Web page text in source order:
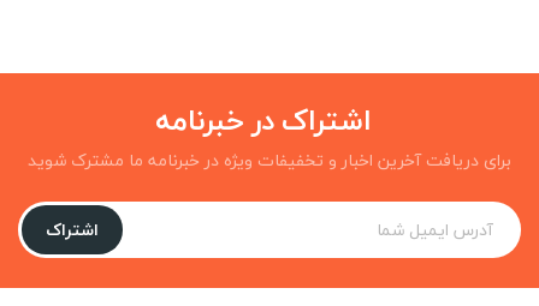
اشتراک در خبرنامه
برای دریافت آخرین اخبار و تخفیفات ویژه در خبرنامه ما مشترک شوید
اشتراک